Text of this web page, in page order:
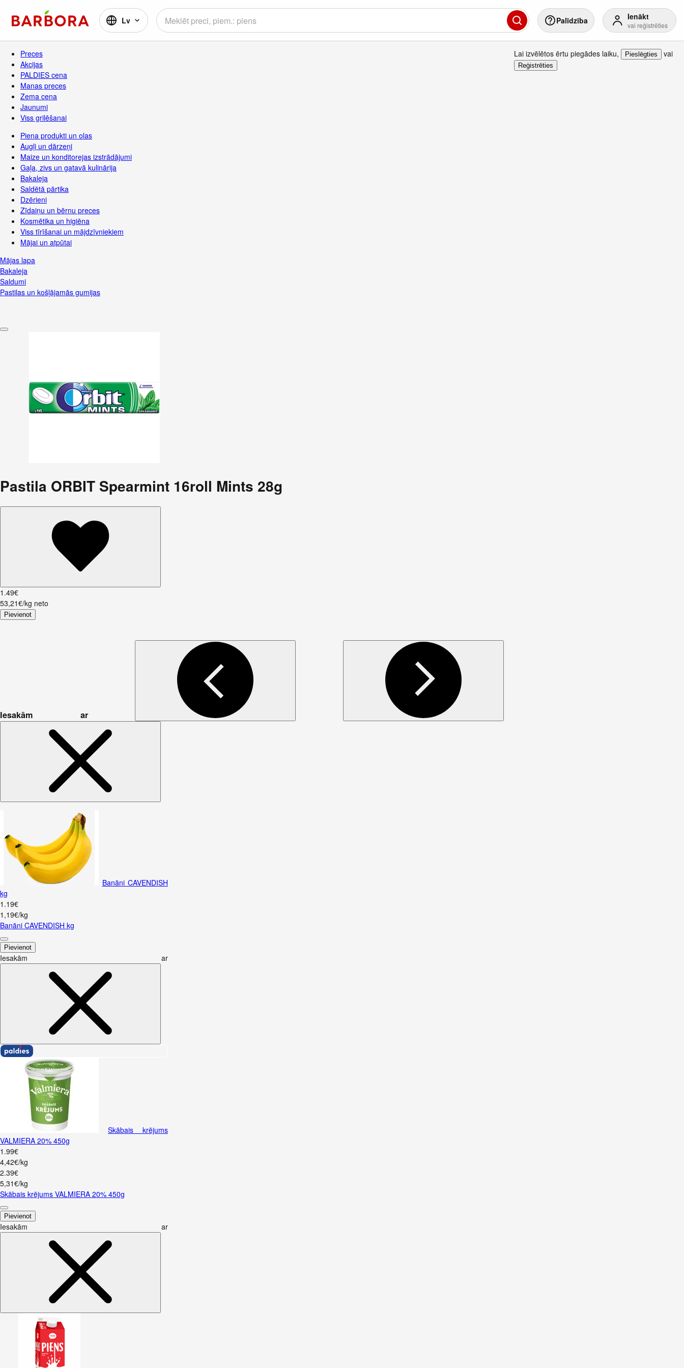
Lv Palīdzība Ienākt
vai reģistrēties
Preces
Akcijas
PALDIES cena
Manas preces
Zema cena
Jaunumi
Viss grilēšanai
Piena produkti un olas
Augļi un dārzeņi
Maize un konditorejas izstrādājumi
Gaļa, zivs un gatavā kulinārija
Bakaleja
Saldētā pārtika
Dzērieni
Zīdaiņu un bērnu preces
Kosmētika un higiēna
Viss tīrīšanai un mājdzīvniekiem
Mājai un atpūtai
Mājas lapa
Bakaleja
Saldumi
Pastilas un košļājamās gumijas
Lai izvēlētos ērtu piegādes laiku, Pieslēgties vai
Reģistrēties
Pastila ORBIT Spearmint 16roll Mints 28g
1 .49€
53,21€/kg neto
Pievienot
Iesakām ar
Banāni CAVENDISH
kg
1 .19€
1,19€/kg
Banāni CAVENDISH kg
Pievienot
Iesakām ar
Skābais krējums
VALMIERA 20% 450g
1 .99€
4,42€/kg
2.39€
5,31€/kg
Skābais krējums VALMIERA 20% 450g
Pievienot
Iesakām ar